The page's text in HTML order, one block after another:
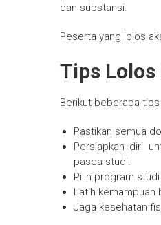
dan substansi.
Peserta yang lolos
Tips Lolos
Berikut beberapa
Pastikan semua
Persiapkan diri
pasca studi.
Pilih program
Latih kemampuan
Jaga kesehatan